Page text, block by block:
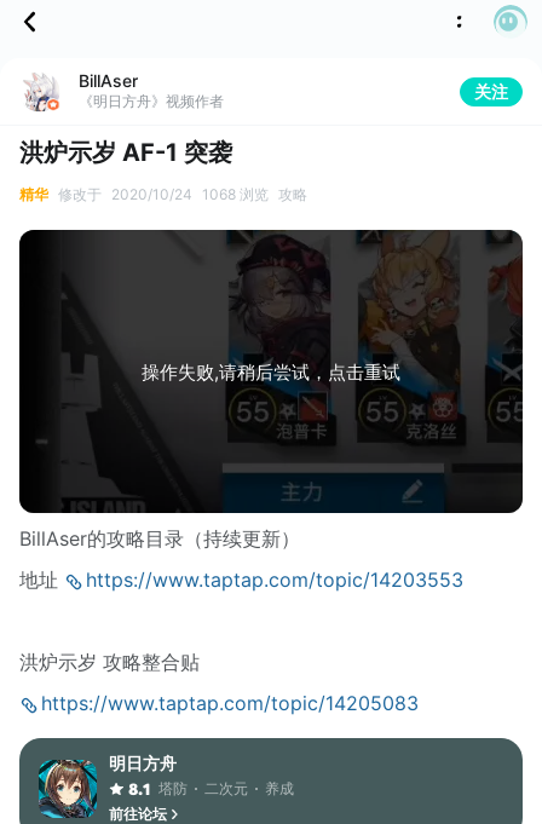
BillAser
《明日方舟》视频作者 关注
洪炉示岁 AF-1 突袭
精华 修改于 2020/10/24 1068 浏览 攻略
操作失败,请稍后尝试，点击重试
BillAser的攻略目录（持续更新）
地址
https://www.taptap.com/topic/14203553
洪炉示岁 攻略整合贴
https://www.taptap.com/topic/14205083
明日方舟
8.1 塔防 二次元
养成
前往论坛